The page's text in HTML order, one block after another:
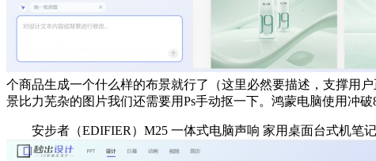
个商品生成一个什么样的布景就行了（这里必然要描述，支撑用
景比力芜杂的图片我们还需要用Ps手动抠一下。鸿蒙电脑使用冲
安步者（EDIFIER）M25 一体式电脑声响 家用桌面台式机笔记